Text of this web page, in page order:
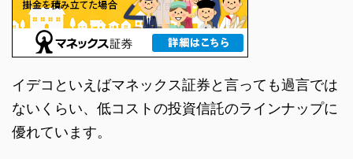
イデコといえばマネックス証券と言っても過言では
ないくらい、低コストの投資信託のラインナップに
優れています。